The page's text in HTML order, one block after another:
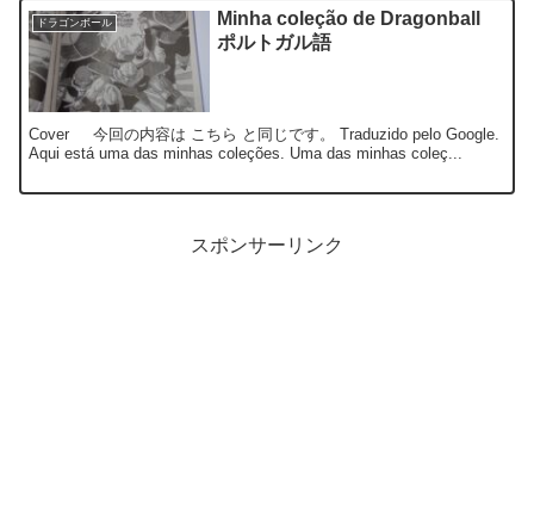
ドラゴンボール
Minha coleção de Dragonball
ポルトガル語
Cover 今回の内容は こちら と同じです。 Traduzido pelo Google.
Aqui está uma das minhas coleções. Uma das minhas coleç...
スポンサーリンク